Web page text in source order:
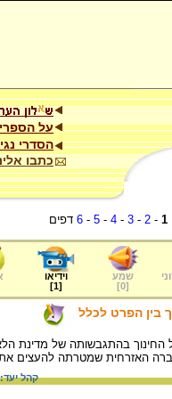
על
הסדרי
כתבו
1
-
2
-
3
-
4
-
5
-
6 דפים
שמע
[
0
]
וידיאו
[
1
]
בין הפרט לכלל
בהתגבשותה של מדינת
האזרחית שמטרתה להעצים
קהל